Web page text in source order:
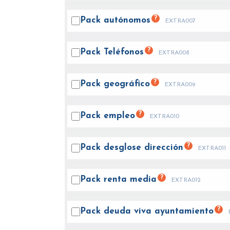
Pack autónomos ? EXTRA007
Pack Teléfonos ? EXTRA008
Pack geográfico ? EXTRA009
Pack empleo ? EXTRA010
Pack desglose dirección ? EXTRA011
Pack renta media ? EXTRA012
Pack deuda viva ayuntamiento ?